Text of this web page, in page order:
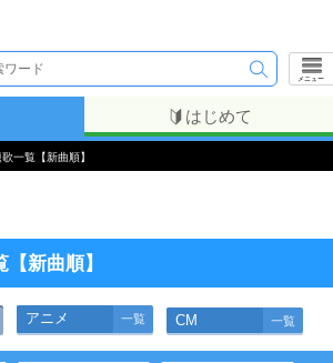
メニュー
はじめて
一覧【新曲順】
新曲順】
アニメ 一覧 CM 一覧